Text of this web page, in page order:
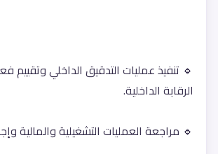
الرقابة الداخلية.
🔹 مراجعة العمليات التشغيلية والمالية